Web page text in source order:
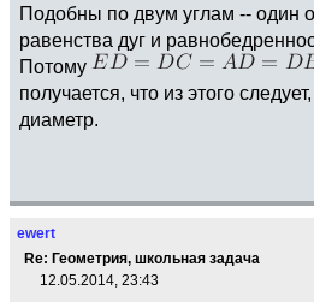
Подобны по двум углам -- один
равенства дуг и
Потому
получается, что из этого
диаметр.
ewert
Re: Геометрия, школьная задача
12.05.2014, 23:43